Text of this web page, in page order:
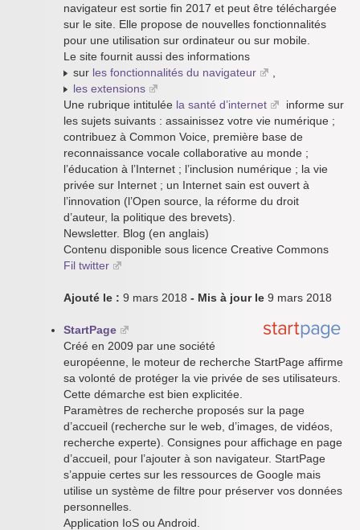
navigateur est sortie fin 2017 et peut être téléchargée
sur le site. Elle propose de nouvelles fonctionnalités
pour une utilisation sur ordinateur ou sur mobile.
Le site fournit aussi des informations
sur les fonctionnalités du navigateur
les extensions
Une rubrique intitulée la santé d’internet
informe sur
les sujets suivants : assainissez votre vie numérique ;
contribuez à Common Voice, première base de
reconnaissance vocale collaborative au monde ;
l’éducation à l’Internet ; l’inclusion numérique ; la vie
privée sur Internet ; un Internet sain est ouvert à
l’innovation (l’Open source, la réforme du droit
d’auteur, la politique des brevets).
Newsletter. Blog (en anglais)
Contenu disponible sous licence Creative Commons
Fil twitter
Ajouté le : 9 mars 2018 - Mis à jour le 9 mars 2018
StartPage
Créé en 2009 par une société
européenne, le moteur de recherche StartPage affirme
sa volonté de protéger la vie privée de ses utilisateurs.
Cette démarche est bien explicitée.
Paramètres de recherche proposés sur la page
d’accueil (recherche sur le web, d’images, de vidéos,
recherche experte). Consignes pour affichage en page
d’accueil, pour l’ajouter à son navigateur. StartPage
s’appuie certes sur les ressources de Google mais
utilise un système de filtre pour préserver vos données
personnelles.
Application IoS ou Android.